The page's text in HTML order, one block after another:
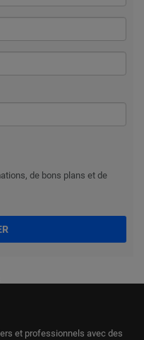
de bons plans et de
et professionnels avec des